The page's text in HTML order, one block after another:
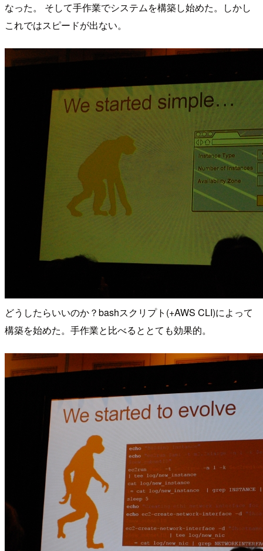
なった。 そして手作業でシステムを構築し始めた。しかし
これではスピードが出ない。
どうしたらいいのか？bashスクリプト(+AWS CLI)によって
構築を始めた。手作業と比べるととても効果的。